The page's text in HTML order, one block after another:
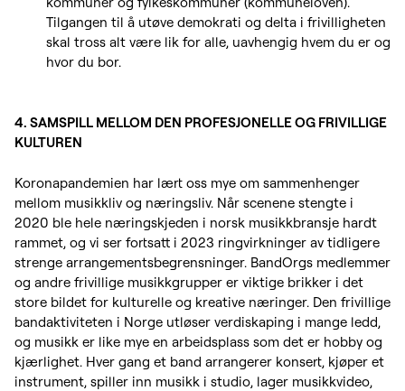
Tilgangen til å utøve demokrati og delta i frivilligheten
skal tross alt være lik for alle, uavhengig hvem du er og
hvor du bor.
4. SAMSPILL MELLOM DEN PROFESJONELLE OG FRIVILLIGE
KULTUREN
Koronapandemien har lært oss mye om sammenhenger
mellom musikkliv og næringsliv. Når scenene stengte i
2020 ble hele næringskjeden i norsk musikkbransje hardt
rammet, og vi ser fortsatt i 2023 ringvirkninger av tidligere
strenge arrangementsbegrensninger. BandOrgs medlemmer
og andre frivillige musikkgrupper er viktige brikker i det
store bildet for kulturelle og kreative næringer. Den frivillige
bandaktiviteten i Norge utløser verdiskaping i mange ledd,
og musikk er like mye en arbeidsplass som det er hobby og
kjærlighet. Hver gang et band arrangerer konsert, kjøper et
instrument, spiller inn musikk i studio, lager musikkvideo,